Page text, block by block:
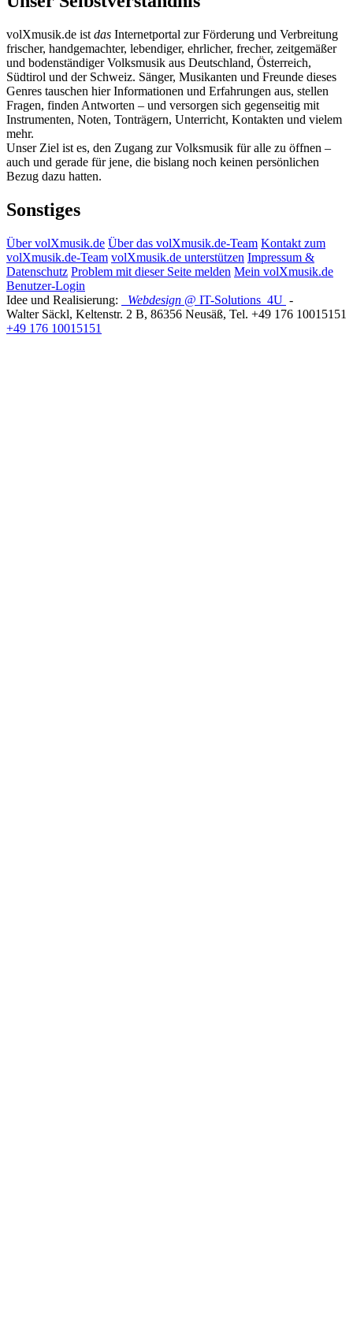
volXmusik.de ist das Internetportal zur Förderung und Verbreitung
frischer, handgemachter, lebendiger, ehrlicher, frecher, zeitgemäßer
und bodenständiger Volksmusik aus Deutschland, Österreich,
Südtirol und der Schweiz. Sänger, Musikanten und Freunde dieses
Genres tauschen hier Informationen und Erfahrungen aus, stellen
Fragen, finden Antworten – und versorgen sich gegenseitig mit
Instrumenten, Noten, Tonträgern, Unterricht, Kontakten und vielem
mehr.
Unser Ziel ist es, den Zugang zur Volksmusik für alle zu öffnen –
auch und gerade für jene, die bislang noch keinen persönlichen
Bezug dazu hatten.
Sonstiges
Über volXmusik.de Über das volXmusik.de-Team Kontakt zum
volXmusik.de-Team volXmusik.de unterstützen Impressum &
Datenschutz Problem mit dieser Seite melden Mein volXmusik.de
Benutzer-Login
Idee und Realisierung:
Webdesign @ IT-Solutions 4U -
Walter Säckl, Keltenstr. 2 B, 86356 Neusäß, Tel. +49 176 10015151
+49 176 10015151